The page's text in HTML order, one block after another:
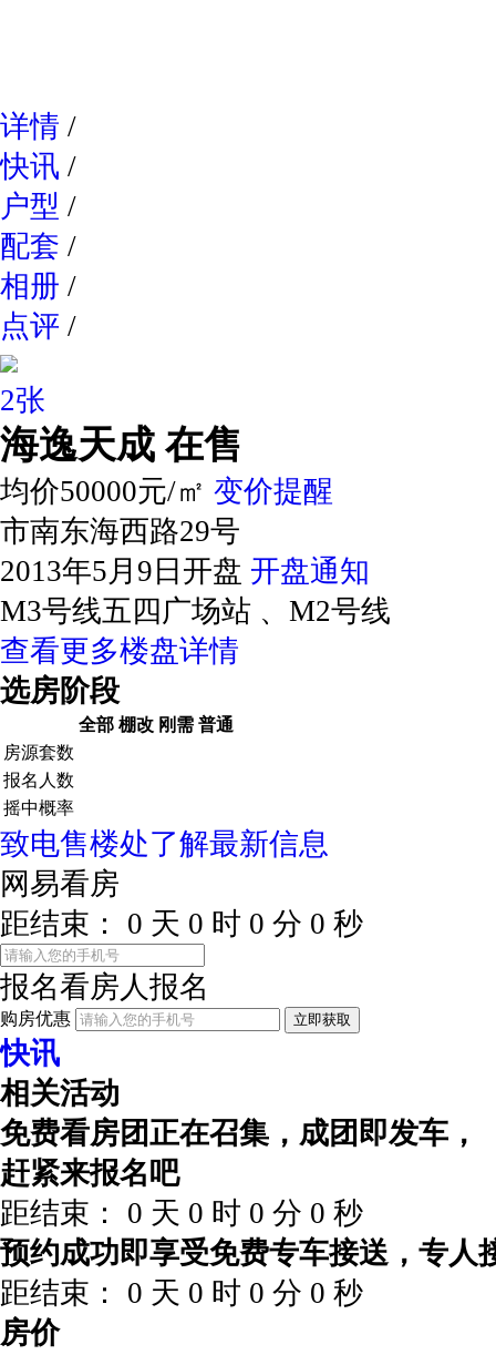
详情 /
快讯 /
户型 /
配套 /
相册 /
点评 /
2张
海逸天成 在售
均价50000元/㎡ 变价提醒
市南东海西路29号
2013年5月9日开盘 开盘通知
M3号线五四广场站 、M2号线
查看更多楼盘详情
选房阶段
全部 棚改 刚需 普通
房源套数
报名人数
摇中概率
致电售楼处了解最新信息
网易看房
距结束：
0 天 0 时 0 分 0 秒
报名看房人报名
购房优惠 立即获取
快讯
相关活动
免费看房团正在召集，成团即发车，
赶紧来报名吧
距结束：
0 天 0 时 0 分 0 秒
预约成功即享受免费专车接送，专人
距结束：
0 天 0 时 0 分 0 秒
房价